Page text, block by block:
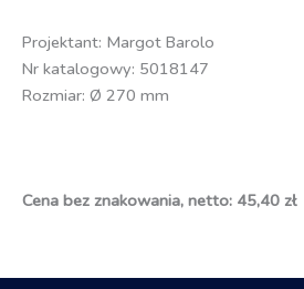
Projektant: Margot Barolo
Nr katalogowy: 5018147
Rozmiar: Ø 270 mm
Cena bez znakowania, netto: 45,40 zł